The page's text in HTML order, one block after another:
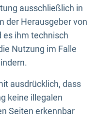
ausschließlich in
der Herausgeber von
es ihm technisch
Nutzung im Falle
ausdrücklich, dass
keine illegalen
Seiten erkennbar